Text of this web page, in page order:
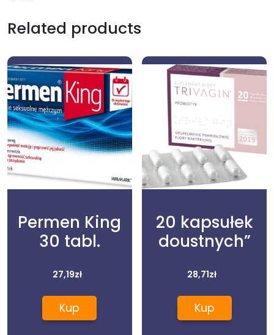
Related products
Permen King
30 tabl.
27,19zł
Kup
20 kapsułek
doustnych”
28,71zł
Kup